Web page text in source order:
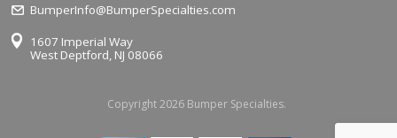
BumperInfo@BumperSpecialties.com
1607 Imperial Way
West Deptford, NJ 08066
Copyright 2026 Bumper Specialties.